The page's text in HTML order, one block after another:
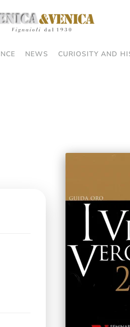
NEWS CURIOSITY AND